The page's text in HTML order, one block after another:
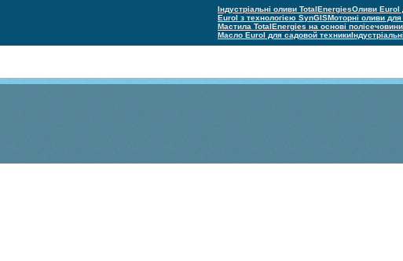
Індустріальні оливи TotalEnergiesОливи Eurol
Eurol з технологією SynGISМоторні оливи
Мастила TotalEnergies на основі полісечовини
Масло Eurol для садовой техники